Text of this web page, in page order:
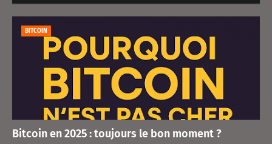
BITCOIN
Bitcoin en 2025 : toujours le bon moment ?